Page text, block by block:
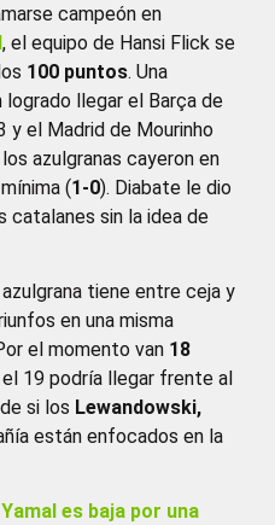
campeón en
, el equipo de Hansi Flick se
100 puntos. Una
llegar el Barça de
y el Madrid de Mourinho
azulgranas cayeron en
(1-0). Diabate le dio
catalanes sin la idea de
tiene entre ceja y
en una misma
el momento van 18
19 podría llegar frente al
si los Lewandowski,
están enfocados en la
es baja por una